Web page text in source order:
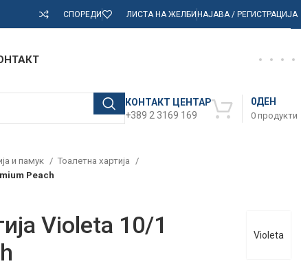
СПОРЕДИ ЛИСТА НА ЖЕЛБИНАЈАВА / РЕГИСТРАЦИЈА
КОНТАКТ ЦЕНТАР
+389 2 3169 169
0 продукти
0ДЕН
и памук
Тоалетна хартија
Peach
Violeta
Violeta 10/1